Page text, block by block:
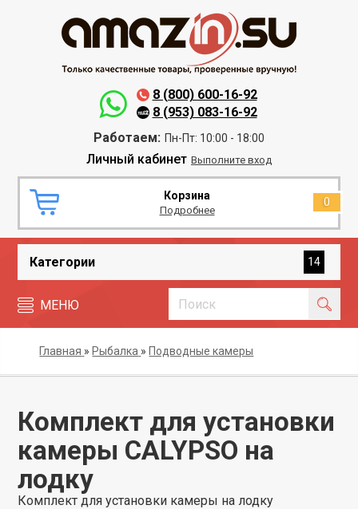
8 (800) 600-16-92
8 (953) 083-16-92
Работаем: Пн-Пт: 10:00 - 18:00
Личный кабинет Выполните вход
Корзина
Подробнее
0
Категории 14
МЕНЮ
Главная » Рыбалка » Подводные камеры
Комплект для установки
камеры CALYPSO на
лодку
Комплект для установки камеры на лодку